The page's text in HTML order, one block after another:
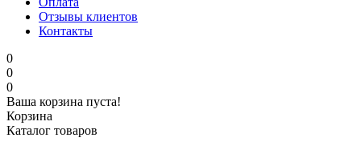
Отзывы клиентов
Контакты
0
0
0
Ваша корзина пуста!
Корзина
Каталог товаров